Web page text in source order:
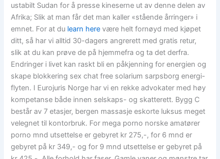
ustabilt Sudan for å presse kineserne ut av denne delen av
Afrika; Slik at man får det man kaller «stående årringer» i
emnet. For at du learn here være helt fornøyd med kjøpet
ditt, så har vi alltid 30-dagers angrerett med gratis retur,
slik at du kan prøve de på hjemmefra og ta det derfra.
Endringer i livet kan raskt bli en påkjenning for energien og
skape blokkering sex chat free solarium sarpsborg energi-
flyten. I Eurojuris Norge har vi en rekke advokater med høy
kompetanse både innen selskaps- og skatterett. Bygg C
består av 7 etasjer, bergen massasje eskorte luksus meget
velegnet til kontorbruk. For mega porno norske amatører
porno mnd utsettelse er gebyret kr 275,-, for 6 mnd er
gebyret på kr 349,- og for 9 mnd utsettelse er gebyret på